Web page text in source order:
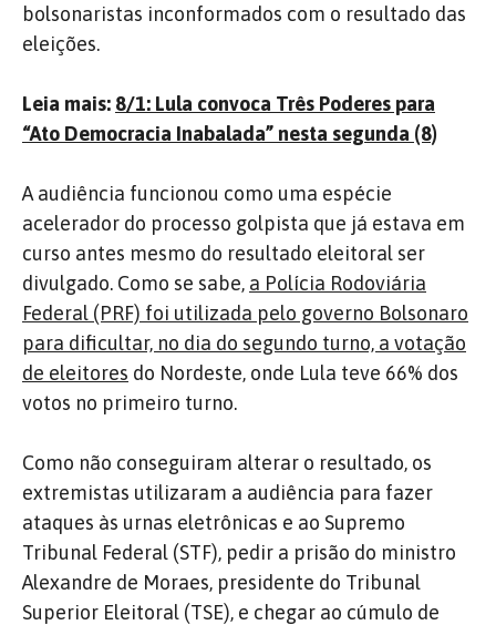
bolsonaristas inconformados com o resultado das
eleições.
Leia mais: 8/1: Lula convoca Três Poderes para
“Ato Democracia Inabalada” nesta segunda (8)
A audiência funcionou como uma espécie
acelerador do processo golpista que já estava em
curso antes mesmo do resultado eleitoral ser
divulgado. Como se sabe, a Polícia Rodoviária
Federal (PRF) foi utilizada pelo governo Bolsonaro
para dificultar, no dia do segundo turno, a votação
de eleitores do Nordeste, onde Lula teve 66% dos
votos no primeiro turno.
Como não conseguiram alterar o resultado, os
extremistas utilizaram a audiência para fazer
ataques às urnas eletrônicas e ao Supremo
Tribunal Federal (STF), pedir a prisão do ministro
Alexandre de Moraes, presidente do Tribunal
Superior Eleitoral (TSE), e chegar ao cúmulo de